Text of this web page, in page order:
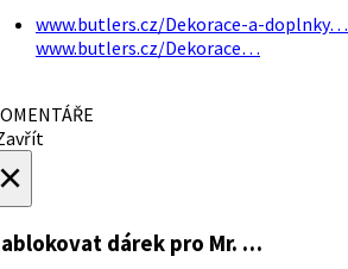
www.butlers.cz/Dekorace-a-doplnky…
www.butlers.cz/Dekorace…
dárek pro Mr. …